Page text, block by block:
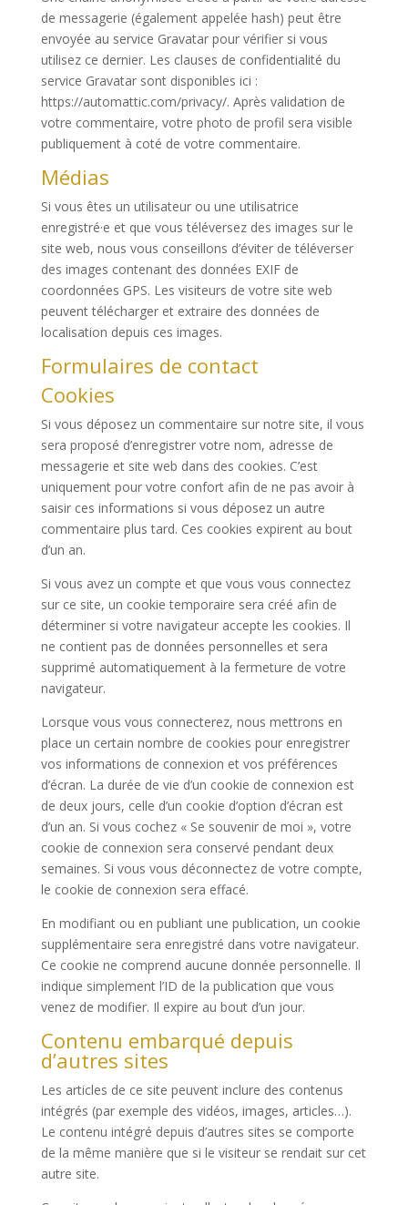
de messagerie (également appelée hash) peut être
envoyée au service Gravatar pour vérifier si vous
utilisez ce dernier. Les clauses de confidentialité du
service Gravatar sont disponibles ici :
https://automattic.com/privacy/. Après validation de
votre commentaire, votre photo de profil sera visible
publiquement à coté de votre commentaire.
Médias
Si vous êtes un utilisateur ou une utilisatrice
enregistré·e et que vous téléversez des images sur le
site web, nous vous conseillons d’éviter de téléverser
des images contenant des données EXIF de
coordonnées GPS. Les visiteurs de votre site web
peuvent télécharger et extraire des données de
localisation depuis ces images.
Formulaires de contact
Cookies
Si vous déposez un commentaire sur notre site, il vous
sera proposé d’enregistrer votre nom, adresse de
messagerie et site web dans des cookies. C’est
uniquement pour votre confort afin de ne pas avoir à
saisir ces informations si vous déposez un autre
commentaire plus tard. Ces cookies expirent au bout
d’un an.
Si vous avez un compte et que vous vous connectez
sur ce site, un cookie temporaire sera créé afin de
déterminer si votre navigateur accepte les cookies. Il
ne contient pas de données personnelles et sera
supprimé automatiquement à la fermeture de votre
navigateur.
Lorsque vous vous connecterez, nous mettrons en
place un certain nombre de cookies pour enregistrer
vos informations de connexion et vos préférences
d’écran. La durée de vie d’un cookie de connexion est
de deux jours, celle d’un cookie d’option d’écran est
d’un an. Si vous cochez « Se souvenir de moi », votre
cookie de connexion sera conservé pendant deux
semaines. Si vous vous déconnectez de votre compte,
le cookie de connexion sera effacé.
En modifiant ou en publiant une publication, un cookie
supplémentaire sera enregistré dans votre navigateur.
Ce cookie ne comprend aucune donnée personnelle. Il
indique simplement l’ID de la publication que vous
venez de modifier. Il expire au bout d’un jour.
Contenu embarqué depuis
d’autres sites
Les articles de ce site peuvent inclure des contenus
intégrés (par exemple des vidéos, images, articles…).
Le contenu intégré depuis d’autres sites se comporte
de la même manière que si le visiteur se rendait sur cet
autre site.